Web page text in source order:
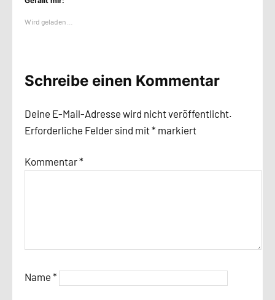
Wird geladen …
Schreibe einen Kommentar
Deine E-Mail-Adresse wird nicht veröffentlicht.
Erforderliche Felder sind mit* markiert
Kommentar*
Name *